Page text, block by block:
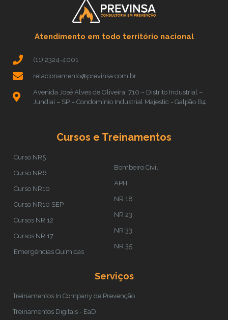
Atendimento em todo território nacional
(11) 2324-4001
relacionamento@previnsa.com.br
Avenida José Alves de Oliveira, 710 – Distrito Industrial –
Jundiaí – SP – Condomínio Industrial Majestic - Galpão B4.
Cursos e Treinamentos
Curso NR5
Curso NR6
Curso NR10
Curso NR10 SEP
Cursos NR 12
Cursos NR 17
Emergências Químicas
Bombeiro Civil
APH
NR 18
NR 23
NR 33
NR 35
Serviços
Treinamentos In Company de Prevenção
Treinamentos Digitais - EaD